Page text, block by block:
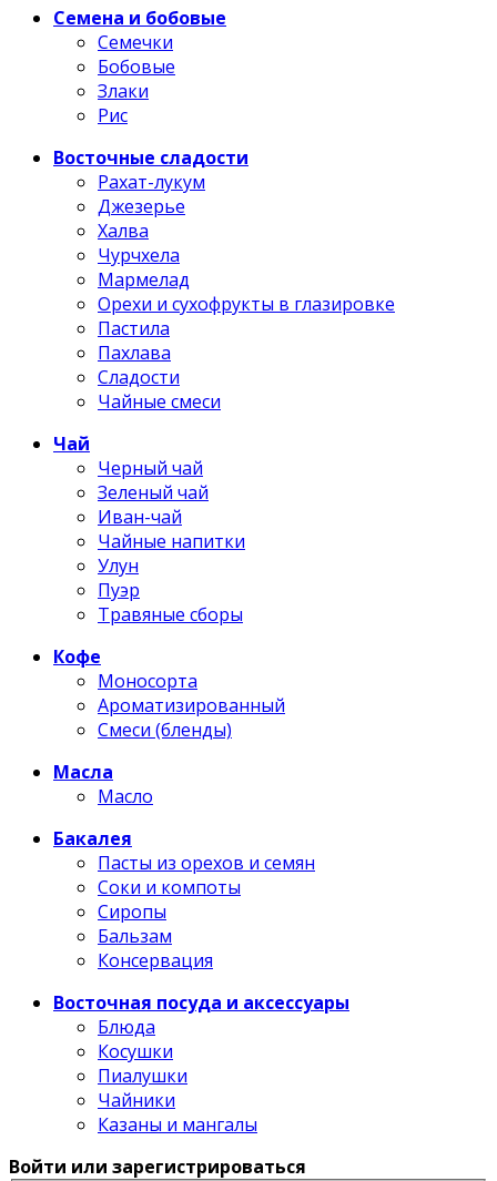
Семена и бобовые
Семечки
Бобовые
Злаки
Рис
Восточные сладости
Рахат-лукум
Джезерье
Халва
Чурчхела
Мармелад
Орехи и сухофрукты в глазировке
Пастила
Пахлава
Сладости
Чайные смеси
Чай
Черный чай
Зеленый чай
Иван-чай
Чайные напитки
Улун
Пуэр
Травяные сборы
Кофе
Моносорта
Ароматизированный
Смеси (бленды)
Масла
Масло
Бакалея
Пасты из орехов и семян
Соки и компоты
Сиропы
Бальзам
Консервация
Восточная посуда и аксессуары
Блюда
Косушки
Пиалушки
Чайники
Казаны и мангалы
Войти или зарегистрироваться